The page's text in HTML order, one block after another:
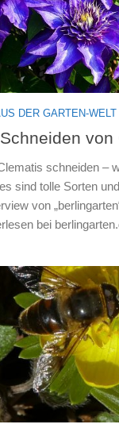
DER GARTEN-WELT
von
schneiden –
sind tolle Sorten
von
bei